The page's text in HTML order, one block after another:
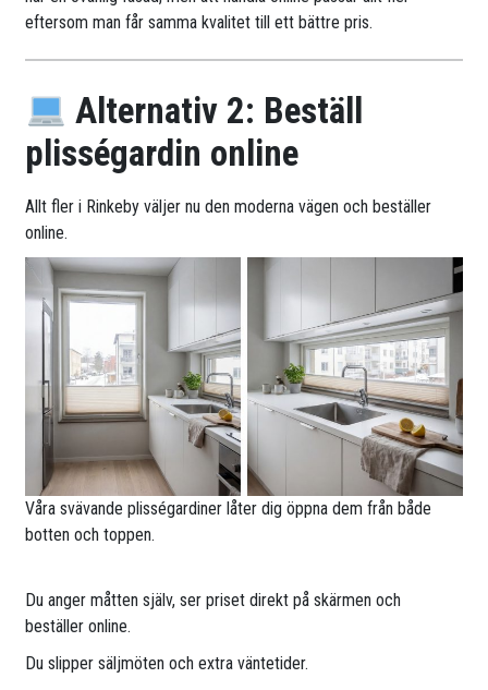
eftersom man får samma kvalitet till ett bättre pris.
Alternativ 2: Beställ
plisségardin online
Allt fler i Rinkeby väljer nu den moderna vägen och beställer
online.
Våra svävande plisségardiner låter dig öppna dem från både
botten och toppen.
Du anger måtten själv, ser priset direkt på skärmen och
beställer online.
Du slipper säljmöten och extra väntetider.